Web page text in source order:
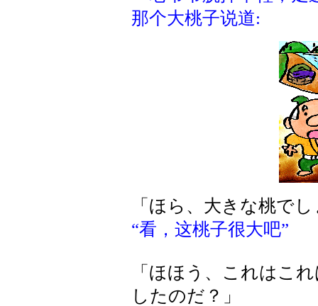
那个大桃子说道:
「ほら、大きな桃で
“看，这桃子很大吧”
「ほほう、これはこ
したのだ？」